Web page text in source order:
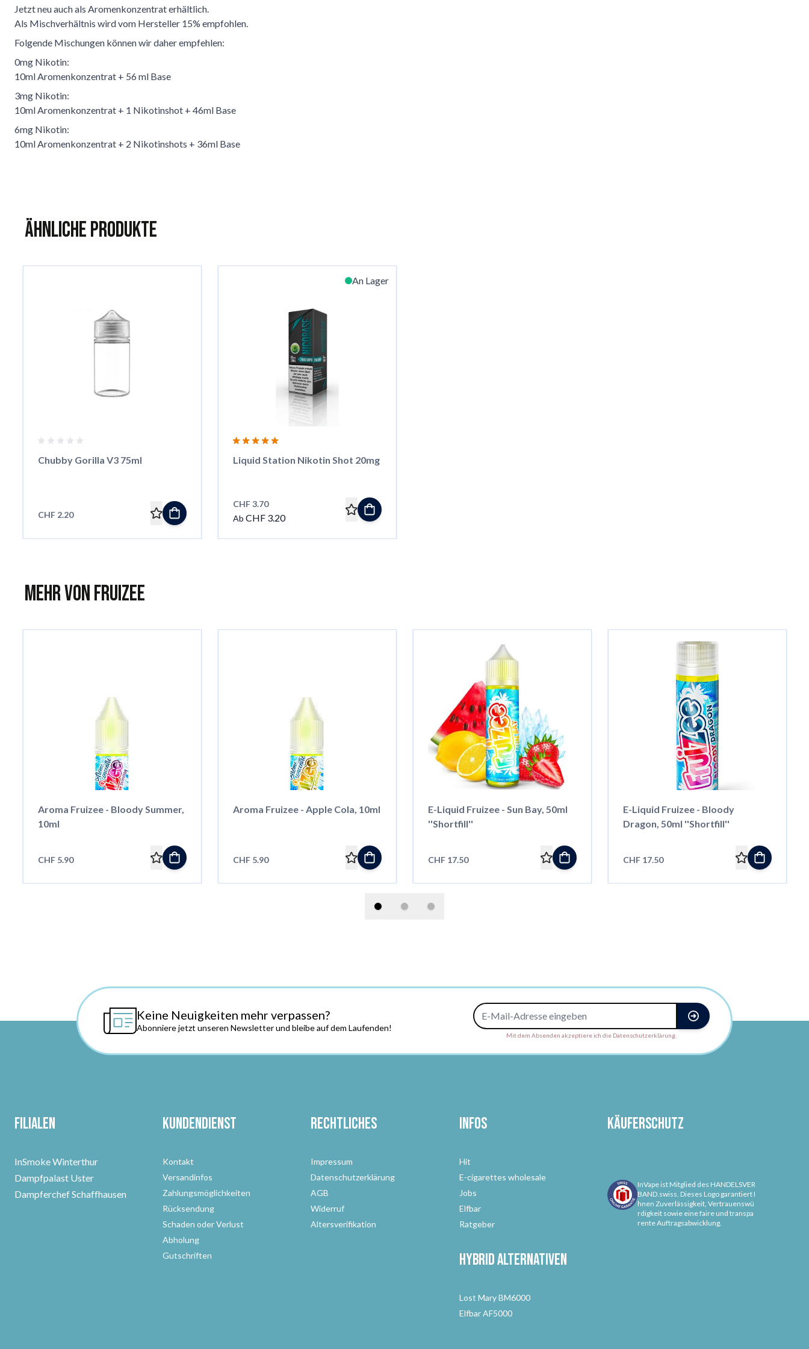
Jetzt neu auch als Aromenkonzentrat erhältlich.
Als Mischverhältnis wird vom Hersteller 15% empfohlen.
Folgende Mischungen können wir daher empfehlen:
0mg Nikotin:
10ml Aromenkonzentrat + 56 ml Base
3mg Nikotin:
10ml Aromenkonzentrat + 1 Nikotinshot + 46ml Base
6mg Nikotin:
10ml Aromenkonzentrat + 2 Nikotinshots + 36ml Base
Ähnliche Produkte
Das Navigieren durch die Elemente des Karussells ist mit der Tab-Taste möglich. Du kannst das Karussell überspringen oder direkt zur Karussell-Navigation springen, indem du die Skip-Links
Karussell überspringen
Chubby Gorilla V3 75ml
CHF 2.20
An Lager
Liquid Station Nikotin Shot 20mg
CHF 3.70
Ab CHF 3.20
Mehr von Fruizee
Aroma Fruizee - Bloody Summer,
10ml
CHF 5.90
Aroma Fruizee - Apple Cola, 10ml
CHF 5.90
E-Liquid Fruizee - Sun Bay, 50ml
''Shortfill''
CHF 17.50
E-Liquid Fruizee - Bloody
Dragon, 50ml ''Shortfill''
CHF 17.50
Keine Neuigkeiten mehr verpassen?
Abonniere jetzt unseren Newsletter und bleibe auf dem Laufenden!
E-Mail-Adresse
Mit dem Absenden akzeptiere ich die Datenschutzerklärung.
Filialen
InSmoke Winterthur
Dampfpalast Uster
Dampferchef Schaffhausen
Kundendienst
Kontakt
Versandinfos
Zahlungsmöglichkeiten
Rücksendung
Schaden oder Verlust
Abholung
Gutschriften
Rechtliches
Impressum
Datenschutzerklärung
AGB
Widerruf
Altersverifikation
Infos
Hit
E-cigarettes wholesale
Jobs
Elfbar
Ratgeber
Hybrid Alternativen
Lost Mary BM6000
Elfbar AF5000
Käuferschutz
InVape ist Mitglied des HANDELSVER
BAND.swiss. Dieses Logo garantiert I
hnen Zuverlässigkeit, Vertrauenswü
rdigkeit sowie eine faire und transpa
rente Auftragsabwicklung.